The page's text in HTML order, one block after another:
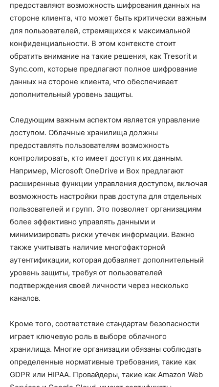
предоставляют возможность шифрования данных на
стороне клиента, что может быть критически важным
для пользователей, стремящихся к максимальной
конфиденциальности. В этом контексте стоит
обратить внимание на такие решения, как Tresorit и
Sync.com, которые предлагают полное шифрование
данных на стороне клиента, что обеспечивает
дополнительный уровень защиты.
Следующим важным аспектом является управление
доступом. Облачные хранилища должны
предоставлять пользователям возможность
контролировать, кто имеет доступ к их данным.
Например, Microsoft OneDrive и Box предлагают
расширенные функции управления доступом, включая
возможность настройки прав доступа для отдельных
пользователей и групп. Это позволяет организациям
более эффективно управлять данными и
минимизировать риски утечек информации. Важно
также учитывать наличие многофакторной
аутентификации, которая добавляет дополнительный
уровень защиты, требуя от пользователей
подтверждения своей личности через несколько
каналов.
Кроме того, соответствие стандартам безопасности
играет ключевую роль в выборе облачного
хранилища. Многие организации обязаны соблюдать
определенные нормативные требования, такие как
GDPR или HIPAA. Провайдеры, такие как Amazon Web